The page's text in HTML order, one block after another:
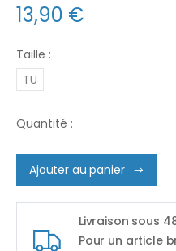
13,90 €
Taille :
TU
Quantité :
Ajouter au panier
Livraison sous
Pour un article